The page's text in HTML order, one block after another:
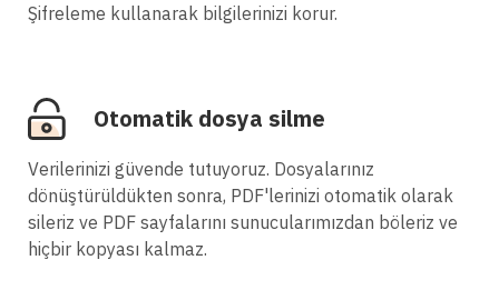
Şifreleme kullanarak bilgilerinizi korur.
Otomatik dosya silme
Verilerinizi güvende tutuyoruz. Dosyalarınız
dönüştürüldükten sonra, PDF'lerinizi otomatik olarak
sileriz ve PDF sayfalarını sunucularımızdan böleriz ve
hiçbir kopyası kalmaz.